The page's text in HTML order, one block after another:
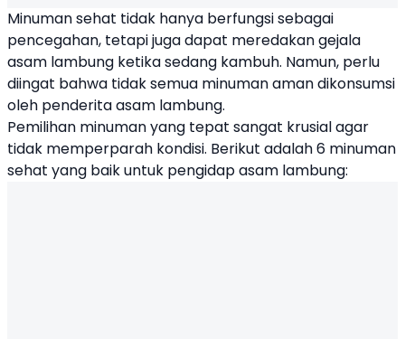
Minuman sehat tidak hanya berfungsi sebagai
pencegahan, tetapi juga dapat meredakan gejala
asam lambung ketika sedang kambuh. Namun, perlu
diingat bahwa tidak semua minuman aman dikonsumsi
oleh penderita asam lambung.
Pemilihan minuman yang tepat sangat krusial agar
tidak memperparah kondisi. Berikut adalah 6 minuman
sehat yang baik untuk pengidap asam lambung: